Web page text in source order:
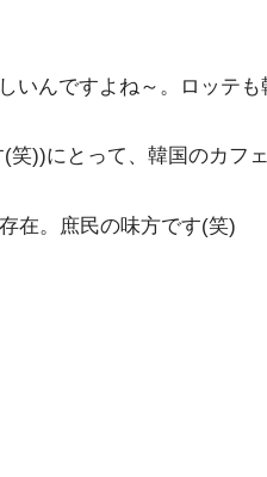
んですよね～。ロッテも
))にとって、韓国のカフ
在。庶民の味方です(笑)